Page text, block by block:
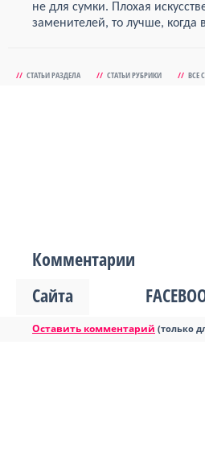
не для сумки. Плохая
заменителей, то лучше, когда
// СТАТЬИ РАЗДЕЛА // СТАТЬИ РУБРИКИ // ВСЕ
Комментарии
Сайта
Оставить комментарий (только